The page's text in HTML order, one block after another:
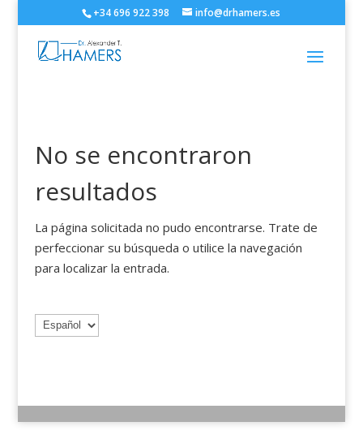
+34 696 922 398 info@drhamers.es
No se encontraron
resultados
La página solicitada no pudo encontrarse. Trate de
perfeccionar su búsqueda o utilice la navegación
para localizar la entrada.
Elegir